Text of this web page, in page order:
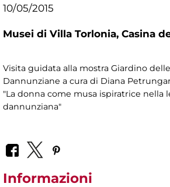
10/05/2015
Musei di Villa Torlonia, Casina
Visita guidata alla mostra Giardino
Dannunziane a cura di Diana
"La donna come musa ispiratrice nella
dannunziana"
Informazioni